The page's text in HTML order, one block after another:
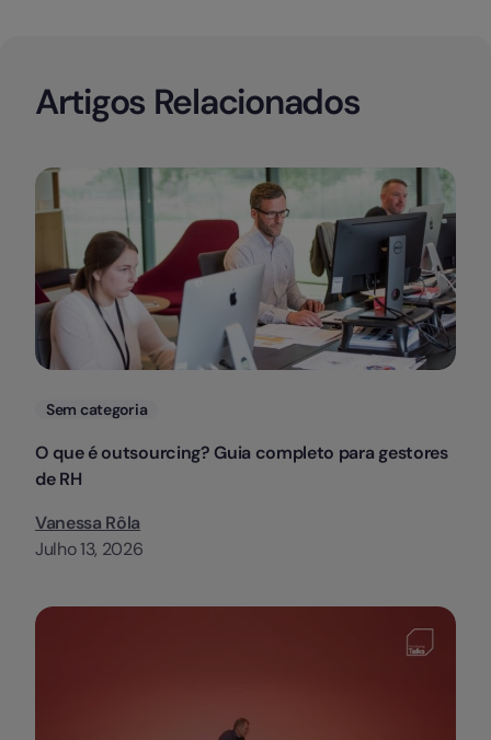
Artigos Relacionados
Categorias
Sem categoria
O que é outsourcing? Guia completo para gestores
de RH
Vanessa Rôla
Julho 13, 2026